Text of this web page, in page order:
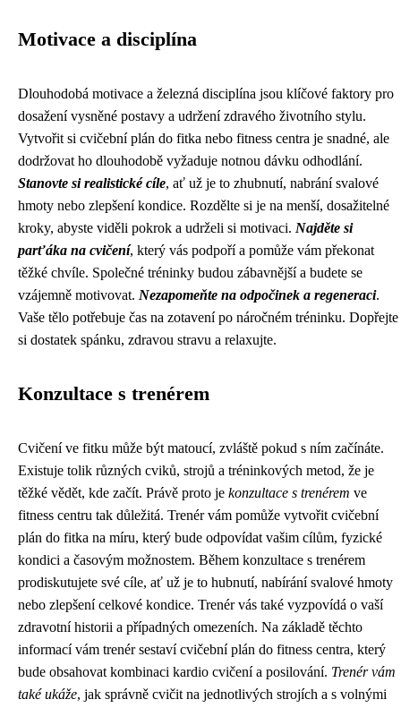
Motivace a disciplína
Dlouhodobá motivace a železná disciplína jsou klíčové faktory pro
dosažení vysněné postavy a udržení zdravého životního stylu.
Vytvořit si cvičební plán do fitka nebo fitness centra je snadné, ale
dodržovat ho dlouhodobě vyžaduje notnou dávku odhodlání.
Stanovte si realistické cíle, ať už je to zhubnutí, nabrání svalové
hmoty nebo zlepšení kondice. Rozdělte si je na menší, dosažitelné
kroky, abyste viděli pokrok a udrželi si motivaci. Najděte si
parťáka na cvičení, který vás podpoří a pomůže vám překonat
těžké chvíle. Společné tréninky budou zábavnější a budete se
vzájemně motivovat. Nezapomeňte na odpočinek a regeneraci.
Vaše tělo potřebuje čas na zotavení po náročném tréninku. Dopřejte
si dostatek spánku, zdravou stravu a relaxujte.
Konzultace s trenérem
Cvičení ve fitku může být matoucí, zvláště pokud s ním začínáte.
Existuje tolik různých cviků, strojů a tréninkových metod, že je
těžké vědět, kde začít. Právě proto je konzultace s trenérem ve
fitness centru tak důležitá. Trenér vám pomůže vytvořit cvičební
plán do fitka na míru, který bude odpovídat vašim cílům, fyzické
kondici a časovým možnostem. Během konzultace s trenérem
prodiskutujete své cíle, ať už je to hubnutí, nabírání svalové hmoty
nebo zlepšení celkové kondice. Trenér vás také vyzpovídá o vaší
zdravotní historii a případných omezeních. Na základě těchto
informací vám trenér sestaví cvičební plán do fitness centra, který
bude obsahovat kombinaci kardio cvičení a posilování. Trenér vám
také ukáže, jak správně cvičit na jednotlivých strojích a s volnými